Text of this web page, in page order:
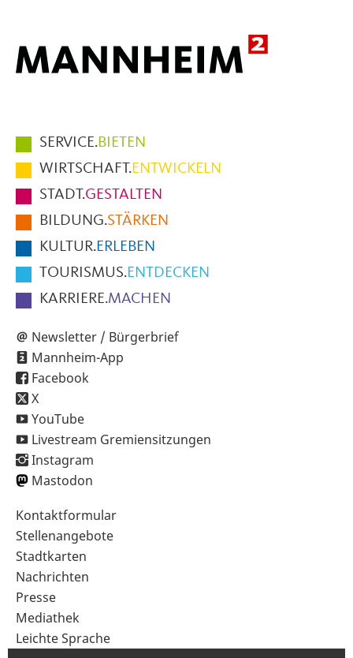
Hauptmenüpunkte
im
Fußbereich
der
Seite
SERVICE.BIETEN
WIRTSCHAFT.ENTWICKELN
STADT.GESTALTEN
BILDUNG.STÄRKEN
KULTUR.ERLEBEN
TOURISMUS.ENTDECKEN
KARRIERE.MACHEN
Newsletter / Bürgerbrief
Mannheim-App
Facebook
X
YouTube
Livestream Gremiensitzungen
Instagram
Mastodon
Sekundärnavigation
im
Fußbereich
Kontaktformular
Stellenangebote
Stadtkarten
Nachrichten
Presse
Mediathek
Leichte Sprache